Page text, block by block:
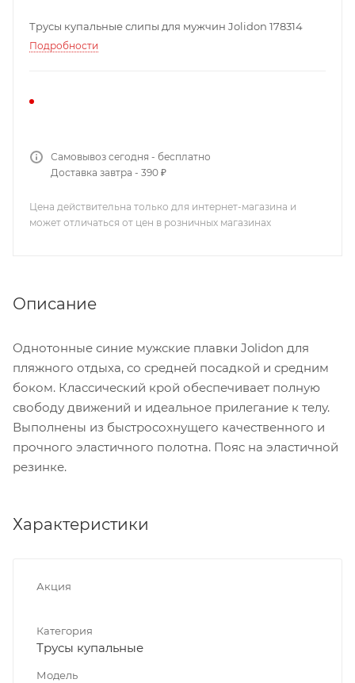
Трусы купальные слипы для мужчин Jolidon 178314
Подробности
Самовывоз сегодня - бесплатно
Доставка завтра - 390 ₽
Цена действительна только для интернет-магазина и
может отличаться от цен в розничных магазинах
Описание
Однотонные синие мужские плавки Jolidon для
пляжного отдыха, со средней посадкой и средним
боком. Классический крой обеспечивает полную
свободу движений и идеальное прилегание к телу.
Выполнены из быстросохнущего качественного и
прочного эластичного полотна. Пояс на эластичной
резинке.
Характеристики
Акция
Категория
Трусы купальные
Модель